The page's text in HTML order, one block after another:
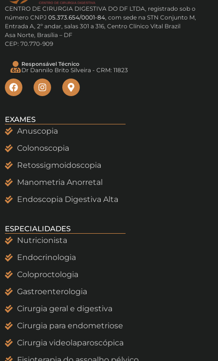
CENTRO DE CIRURGIA DIGESTIVA DO DF LTDA, registrado sob o
número CNPJ 05.373.654/0001-84 , com sede na STN Conjunto M,
Entrada A, 2º andar, salas 301 a 316, Centro Clínico Vital Brazil
Asa Norte, Brasília – DF
CEP: 70.770-909
Responsável Técnico
Dr Dannilo Brito Silveira - CRM: 11823
EXAMES
Anuscopia
Colonoscopia
Retossigmoidoscopia
Manometria Anorretal
Endoscopia Digestiva Alta
ESPECIALIDADES
Nutricionista
Endocrinologia
Coloproctologia
Gastroenterologia
Cirurgia geral e digestiva
Cirurgia para endometriose
Cirurgia videolaparoscópica